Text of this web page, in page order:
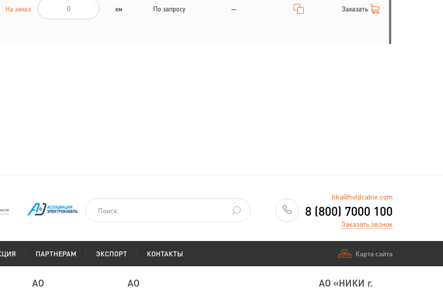
На заказ км По запросу — Заказать
hka@holdcable.com
8 (800) 7000 100
Заказать звонок
ПАРТНЕРАМ ЭКСПОРТ КОНТАКТЫ Карта сайта
АО
АО
АО «НИКИ г.